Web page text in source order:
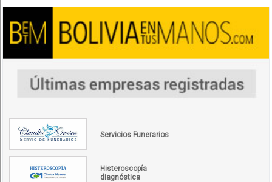
Servicios Funerarios
Histeroscopía
diagnóstica